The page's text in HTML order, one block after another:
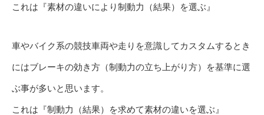
これは『素材の違いにより制動力（結果）を選ぶ』
車やバイク系の競技車両や走りを意識してカスタムするとき
にはブレーキの効き方（制動力の立ち上がり方）を基準に選
ぶ事が多いと思います。
これは『制動力（結果）を求めて素材の違いを選ぶ』